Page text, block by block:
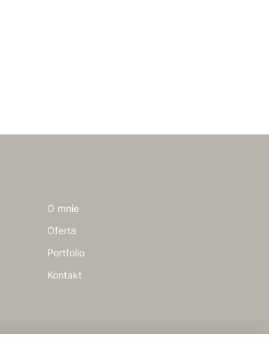
O mnie
Oferta
Portfolio
Kontakt